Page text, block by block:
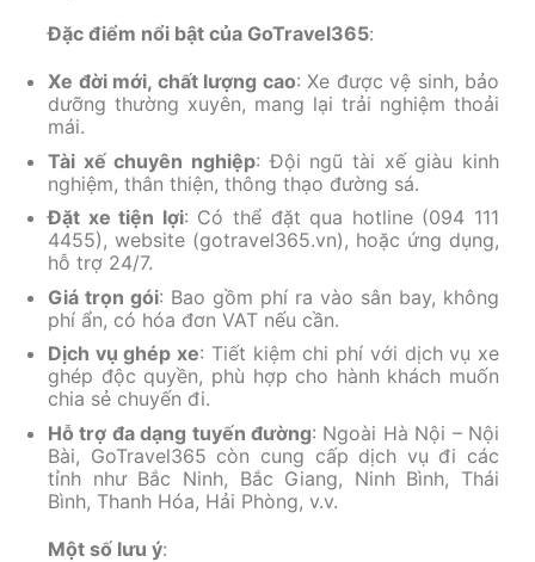
Đặc điểm nổi bật của GoTravel365:
Xe đời mới, chất lượng cao: Xe được vệ sinh, bảo
dưỡng thường xuyên, mang lại trải nghiệm thoải
mái.
Tài xế chuyên nghiệp: Đội ngũ tài xế giàu kinh
nghiệm, thân thiện, thông thạo đường sá.
Đặt xe tiện lợi: Có thể đặt qua hotline (094 111
4455), website (gotravel365.vn), hoặc ứng dụng,
hỗ trợ 24/7.
Giá trọn gói: Bao gồm phí ra vào sân bay, không
phí ẩn, có hóa đơn VAT nếu cần.
Dịch vụ ghép xe: Tiết kiệm chi phí với dịch vụ xe
ghép độc quyền, phù hợp cho hành khách muốn
chia sẻ chuyến đi.
Hỗ trợ đa dạng tuyến đường: Ngoài Hà Nội – Nội
Bài, GoTravel365 còn cung cấp dịch vụ đi các
tỉnh như Bắc Ninh, Bắc Giang, Ninh Bình, Thái
Bình, Thanh Hóa, Hải Phòng, v.v.
Một số lưu ý: